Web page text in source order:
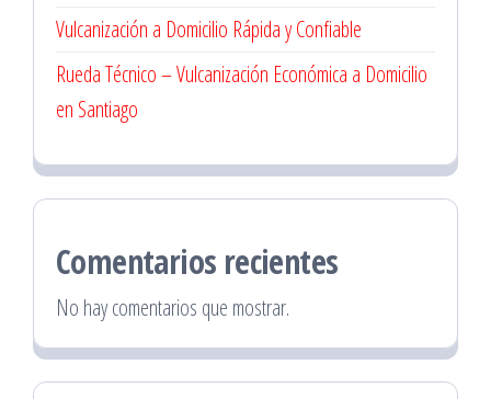
Vulcanización a Domicilio Rápida y Confiable
Rueda Técnico – Vulcanización Económica a Domicilio
en Santiago
Comentarios recientes
No hay comentarios que mostrar.